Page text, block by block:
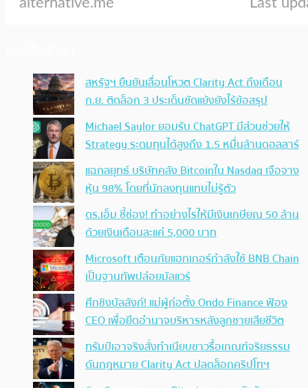
สหรัฐฯ ยืนยันเลื่อนโหวต Clarity Act ถึงเดือน
ก.ย. ติดล็อก 3 ประเด็นขัดแย้งยังไร้ข้อสรุป
Michael Saylor ยอมรับ ChatGPT มีส่วนช่วยให้
Strategy ระดมทุนได้สูงถึง 1.5 หมื่นล้านดอลลาร์
แฉกลยุทธ์ บริษัทคลัง Bitcoinใน Nasdaq เจือจาง
หุ้น 98% โดยที่นักลงทุนแทบไม่รู้ตัว
ดร.เอ็ม ชี้ช่อง! ทำอย่างไรให้มีเงินเกษียณ 50 ล้าน
ด้วยเงินเดือนละแค่ 5,000 บาท
Microsoft เตือนภัยแฮกเกอร์กำลังใช้ BNB Chain
เป็นฐานทัพปล่อยมัลแวร์
ศึกชิงบัลลังก์! แม่ผู้ก่อตั้ง Ondo Finance ฟ้อง
CEO เพื่อยึดอำนาจบริหารหลังลูกชายเสียชีวิต
ทรัมป์เอาจริง สั่งทำเนียบขาวรื้อเกณฑ์จริยธรรม
ดันกฎหมาย Clarity Act ปลดล็อกคริปโทฯ